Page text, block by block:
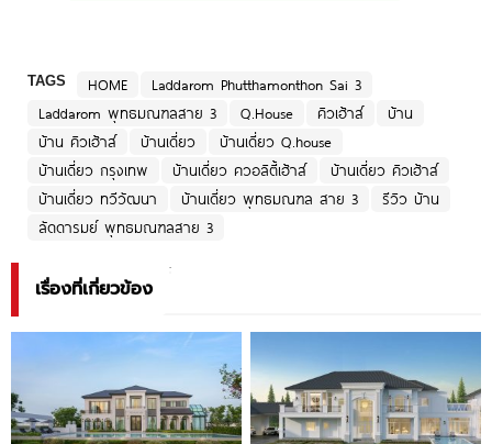
TAGS HOME
Laddarom Phutthamonthon Sai 3
Laddarom พุทธมณฑลสาย 3
Q.House คิวเฮ้าส์
บ้าน
บ้าน คิวเฮ้าส์
บ้านเดี่ยว
บ้านเดี่ยว Q.house
บ้านเดี่ยว กรุงเทพ
บ้านเดี่ยว ควอลิตี้เฮ้าส์
บ้านเดี่ยว คิวเฮ้าส์
บ้านเดี่ยว ทวีวัฒนา
บ้านเดี่ยว พุทธมณฑล สาย 3
รีวิว บ้าน
ลัดดารมย์ พุทธมณฑลสาย 3
เรื่องที่เกี่ยวข้อง